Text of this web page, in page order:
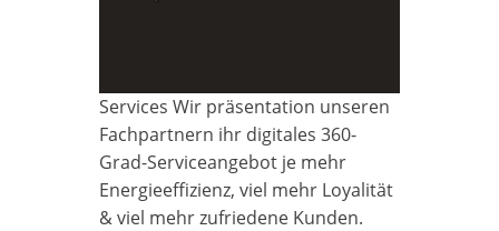
Services Wir präsentation unseren
Fachpartnern ihr digitales 360-
Grad-Serviceangebot je mehr
Energieeffizienz, viel mehr Loyalität
& viel mehr zufriedene Kunden.